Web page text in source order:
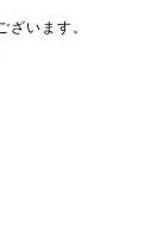
ざいます。